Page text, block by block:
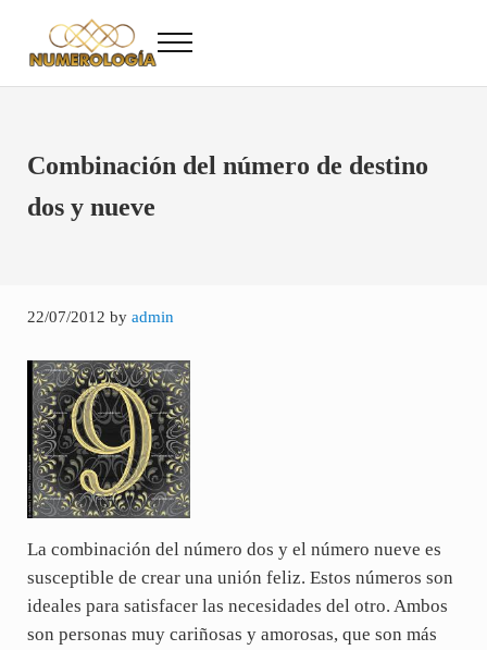
Numerología
Menu
Combinación del número de destino
dos y nueve
22/07/2012 by admin
La combinación del número dos y el número nueve es
susceptible de crear una unión feliz. Estos números son
ideales para satisfacer las necesidades del otro. Ambos
son personas muy cariñosas y amorosas, que son más